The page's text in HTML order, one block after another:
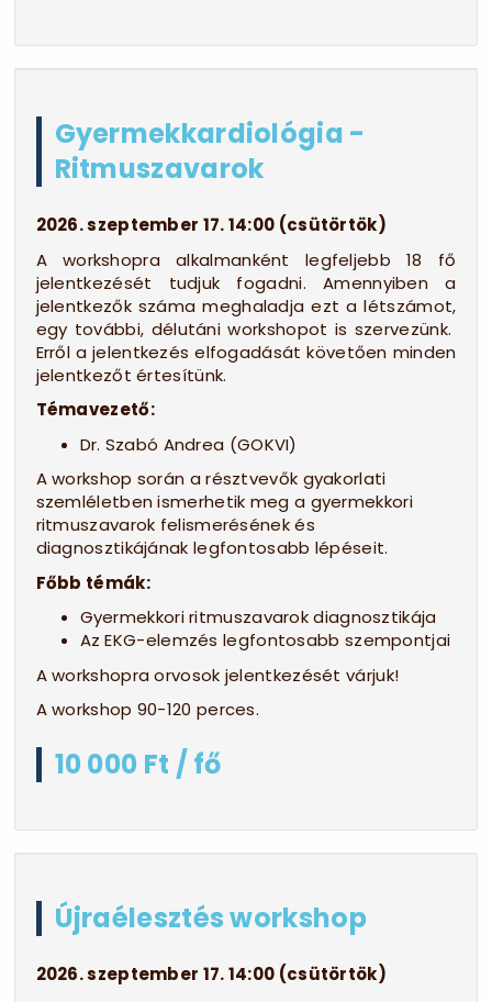
Gyermekkardiológia -
Ritmuszavarok
2026. szeptember 17. 14:00 (csütörtök)
A workshopra alkalmanként legfeljebb 18 fő
jelentkezését tudjuk fogadni. Amennyiben a
jelentkezők száma meghaladja ezt a létszámot,
egy további, délutáni workshopot is szervezünk.
Erről a jelentkezés elfogadását követően minden
jelentkezőt értesítünk.
Témavezető:
Dr. Szabó Andrea (GOKVI)
A workshop során a résztvevők gyakorlati
szemléletben ismerhetik meg a gyermekkori
ritmuszavarok felismerésének és
diagnosztikájának legfontosabb lépéseit.
Főbb témák:
Gyermekkori ritmuszavarok diagnosztikája
Az EKG-elemzés legfontosabb szempontjai
A workshopra orvosok jelentkezését várjuk!
A workshop 90-120 perces.
10 000 Ft / fő
Újraélesztés workshop
2026. szeptember 17. 14:00 (csütörtök)